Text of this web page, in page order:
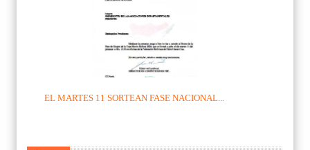
EL MARTES 11 SORTEAN FASE NACIONAL...